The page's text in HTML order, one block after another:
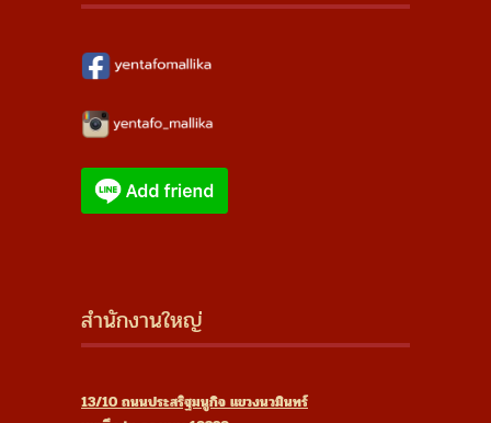
สำนักงานใหญ่
13/10 ถนนประสริฐมนูกิจ แขวงนวมินทร์